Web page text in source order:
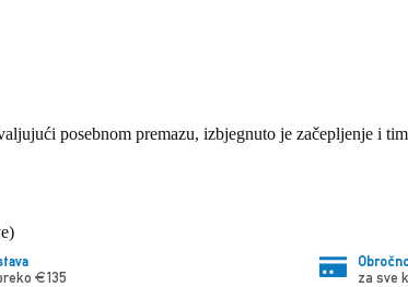
posebnom premazu, izbjegnuto je začepljenje i
€135
za sve